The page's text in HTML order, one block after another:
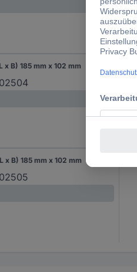
x B) 185 mm x 102 mm
x B) 185 mm x 102 mm